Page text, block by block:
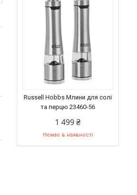
Russell Hobbs Млини для солі
та перцю 23460-56
1 499 ₴
Немає в наявності